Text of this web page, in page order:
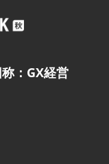
：GX経営